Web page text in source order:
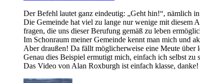
Der Befehl lautet ganz eindeutig: „Geht hin!“, nämlich
Die Gemeinde hat viel zu lange nur wenige mit diesem
fragen, die uns dieser Berufung gemäß zu leben
Im Schonraum meiner Gemeinde kennt man mich und
Aber draußen! Da fällt möglicherweise eine Meute über
Genau dies Beispiel ermutigt mich, einfach ich selbst zu
Das Video von Alan Roxburgh ist einfach klasse, danke!